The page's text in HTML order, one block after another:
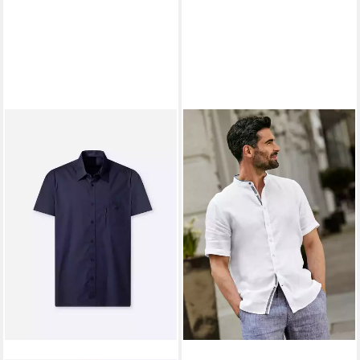
Funktionshemd Kurzarm-
Hemd Kurzarm
ab 22,99 € 39,99 €
-43%